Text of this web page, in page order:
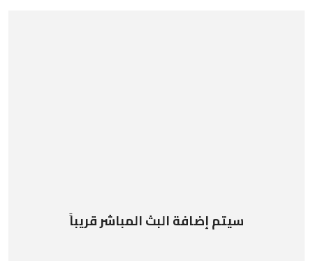
سيتم إضافة البث المباشر قريباً